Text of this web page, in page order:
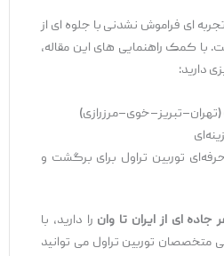
‌ای فراموش ‌نشدنی با جلوه ‌ای از
کمک راهنمایی ‌های این مقاله،
دارید:
توربین تراول برای برگشت و
‌ای از ایران تا وانرا دارید، با
توربین تراول می ‌توانید